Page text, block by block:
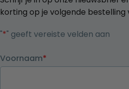
korting op je volgende bestelling
"*" geeft vereiste velden aan
Voornaam*